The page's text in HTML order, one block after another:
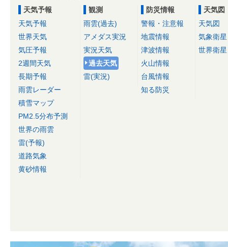
天気予報
天気予報
世界天気
気圧予報
2週間天気
長期予報
雨雲レーダー
積雪マップ
PM2.5分布予測
世界の雨雲
雷(予報)
道路気象
黄砂情報
観測
雨雲(過去)
アメダス実況
実況天気
過去天気
雷(実況)
防災情報
警報・注意報
地震情報
津波情報
火山情報
台風情報
知る防災
天気図
天気図
気象衛星
世界衛星